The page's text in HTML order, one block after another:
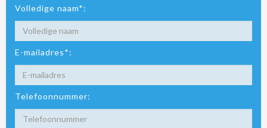
Volledige naam*:
E-mailadres*:
Telefoonnummer: